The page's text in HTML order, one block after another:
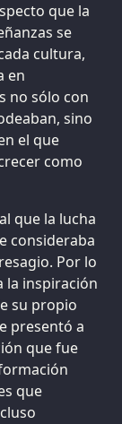
que la
se
cultura,
en
no sólo con
sino
el que
como
que la lucha
consideraba
Por lo
la inspiración
su propio
presentó a
que fue
que